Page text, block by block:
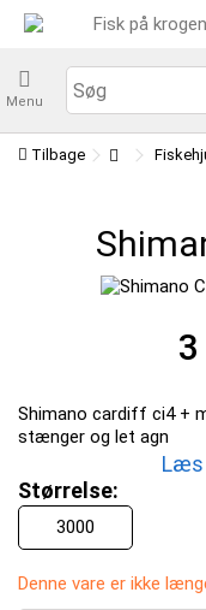
Menu
Tilbage
Shimano cardiff ci4 +
stænger og let agn
Læs
Størrelse:
3000
Denne vare er ikke